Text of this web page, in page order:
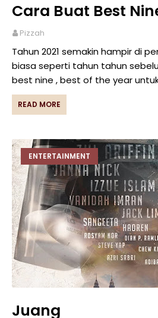
Cara Buat Best
Pizzah
Tahun 2021 semakin hampir di
biasa seperti tahun tahun
best nine , best of the year
READ MORE
ENTERTAINMENT
Juang